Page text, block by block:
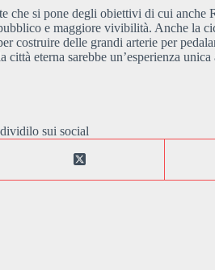
che si pone degli obiettivi di cui anche
e maggiore vivibilità. Anche la
costruire delle grandi arterie per
città eterna sarebbe un’esperienza
sui social